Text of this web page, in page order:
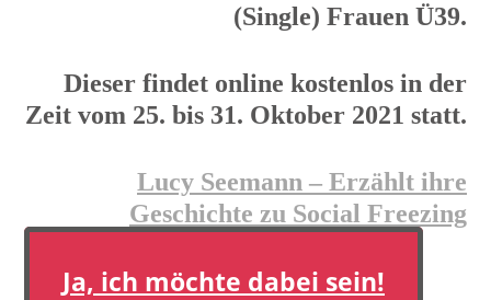
(Single) Frauen Ü39.
Dieser findet online kostenlos in der
Zeit vom 25. bis 31. Oktober 2021 statt.
Lucy Seemann – Erzählt ihre
Geschichte zu Social Freezing
Ja, ich möchte dabei sein!